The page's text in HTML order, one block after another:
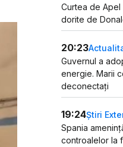
Curtea de
dorite de
20:23
Guvernul a
energie. Marii
deconectați
19:24Știri
Spania
controalelor la